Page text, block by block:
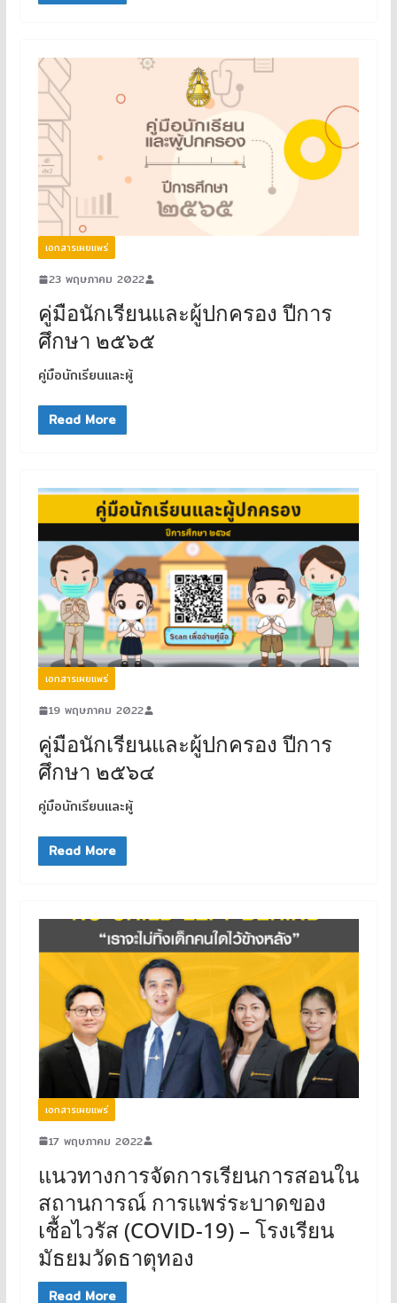
เอกสารเผยแพร่
23 พฤษภาคม 2022
คู่มือนักเรียนและผู้ปกครอง ปีการ
ศึกษา ๒๕๖๕
คู่มือนักเรียนและผู้
Read More
เอกสารเผยแพร่
19 พฤษภาคม 2022
คู่มือนักเรียนและผู้ปกครอง ปีการ
ศึกษา ๒๕๖๔
คู่มือนักเรียนและผู้
Read More
เอกสารเผยแพร่
17 พฤษภาคม 2022
แนวทางการจัดการเรียนการสอนใน
สถานการณ์ การแพร่ระบาดของ
เชื้อไวรัส (COVID-19) – โรงเรียน
มัธยมวัดธาตุทอง
Read More